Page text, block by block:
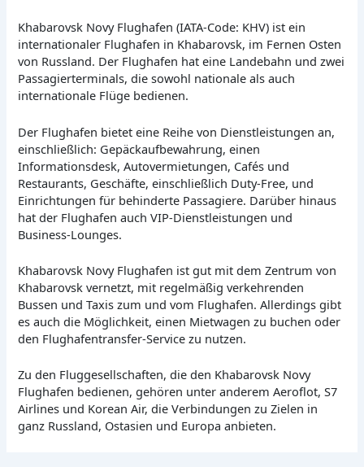
Khabarovsk Novy Flughafen (IATA-Code: KHV) ist ein
internationaler Flughafen in Khabarovsk, im Fernen Osten
von Russland. Der Flughafen hat eine Landebahn und zwei
Passagierterminals, die sowohl nationale als auch
internationale Flüge bedienen.
Der Flughafen bietet eine Reihe von Dienstleistungen an,
einschließlich: Gepäckaufbewahrung, einen
Informationsdesk, Autovermietungen, Cafés und
Restaurants, Geschäfte, einschließlich Duty-Free, und
Einrichtungen für behinderte Passagiere. Darüber hinaus
hat der Flughafen auch VIP-Dienstleistungen und
Business-Lounges.
Khabarovsk Novy Flughafen ist gut mit dem Zentrum von
Khabarovsk vernetzt, mit regelmäßig verkehrenden
Bussen und Taxis zum und vom Flughafen. Allerdings gibt
es auch die Möglichkeit, einen Mietwagen zu buchen oder
den Flughafentransfer-Service zu nutzen.
Zu den Fluggesellschaften, die den Khabarovsk Novy
Flughafen bedienen, gehören unter anderem Aeroflot, S7
Airlines und Korean Air, die Verbindungen zu Zielen in
ganz Russland, Ostasien und Europa anbieten.